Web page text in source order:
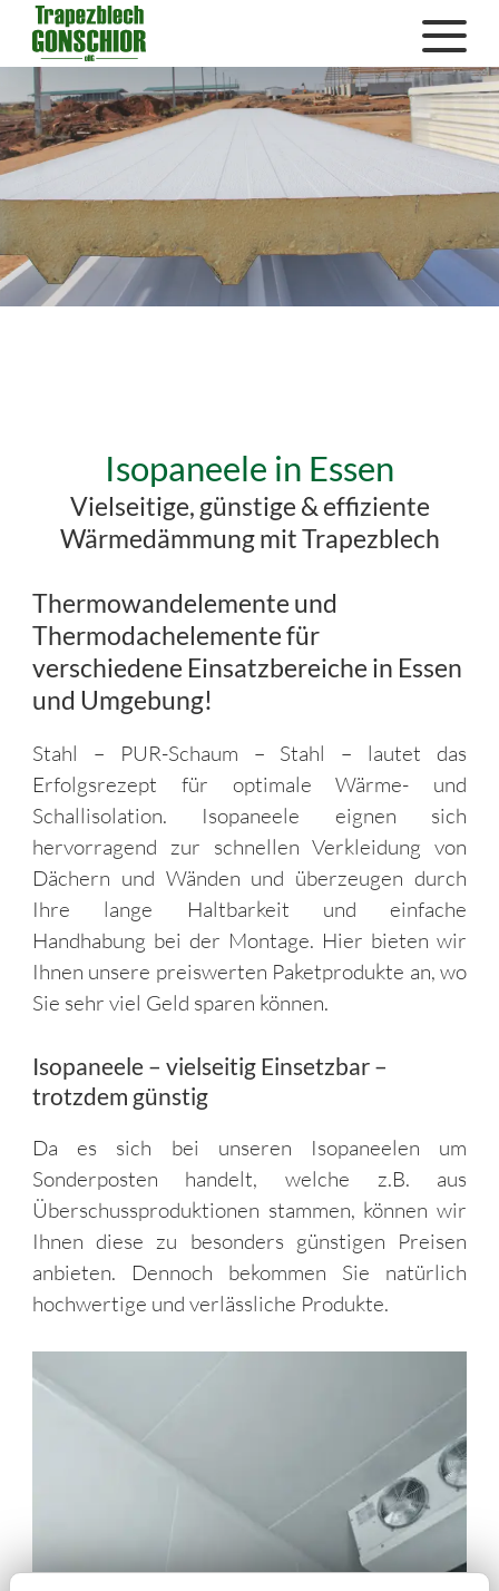
Isopaneele in Essen
Vielseitige, günstige & effiziente
Wärmedämmung mit Trapezblech
Thermowandelemente und
Thermodachelemente für
verschiedene Einsatzbereiche in Essen
und Umgebung!
Stahl – PUR-Schaum – Stahl – lautet das
Erfolgsrezept für optimale Wärme- und
Schallisolation. Isopaneele eignen sich
hervorragend zur schnellen Verkleidung von
Dächern und Wänden und überzeugen durch
Ihre lange Haltbarkeit und einfache
Handhabung bei der Montage. Hier bieten wir
Ihnen unsere preiswerten Paketprodukte an, wo
Sie sehr viel Geld sparen können.
Isopaneele – vielseitig Einsetzbar –
trotzdem günstig
Da es sich bei unseren Isopaneelen um
Sonderposten handelt, welche z.B. aus
Überschussproduktionen stammen, können wir
Ihnen diese zu besonders günstigen Preisen
anbieten. Dennoch bekommen Sie natürlich
hochwertige und verlässliche Produkte.